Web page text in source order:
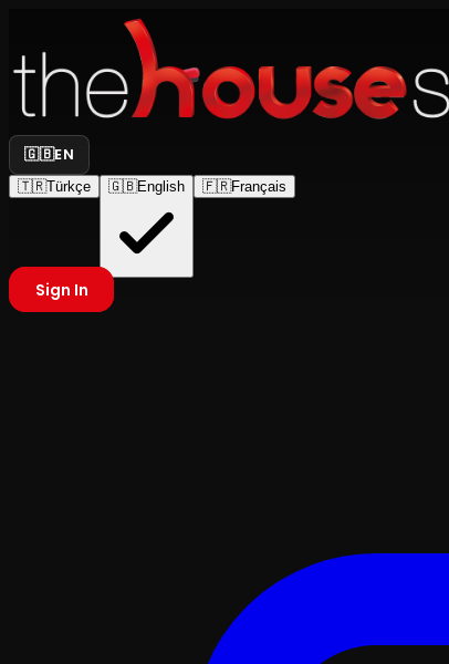
🇬🇧EN
🇹🇷Türkçe 🇬🇧English 🇫🇷Français
Sign In